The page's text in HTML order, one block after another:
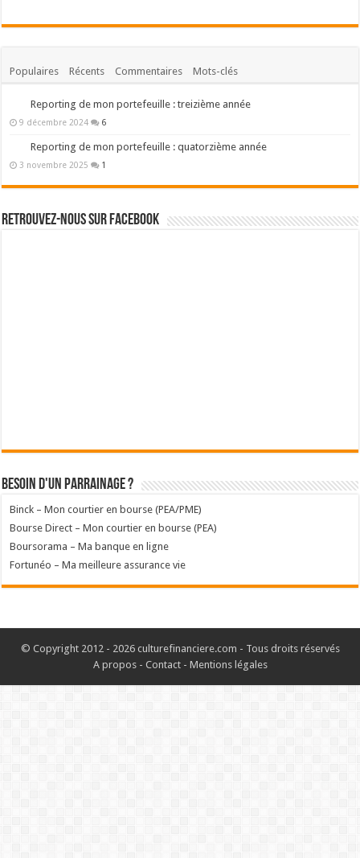
Populaires Récents Commentaires Mots-clés
Reporting de mon portefeuille : treizième année
9 décembre 2024 6
Reporting de mon portefeuille : quatorzième année
3 novembre 2025 1
Retrouvez-nous sur Facebook
Besoin d'un parrainage ?
Binck – Mon courtier en bourse (PEA/PME)
Bourse Direct – Mon courtier en bourse (PEA)
Boursorama – Ma banque en ligne
Fortunéo – Ma meilleure assurance vie
© Copyright 2012 - 2026 culturefinanciere.com - Tous droits réservés
A propos- Contact- Mentions légales